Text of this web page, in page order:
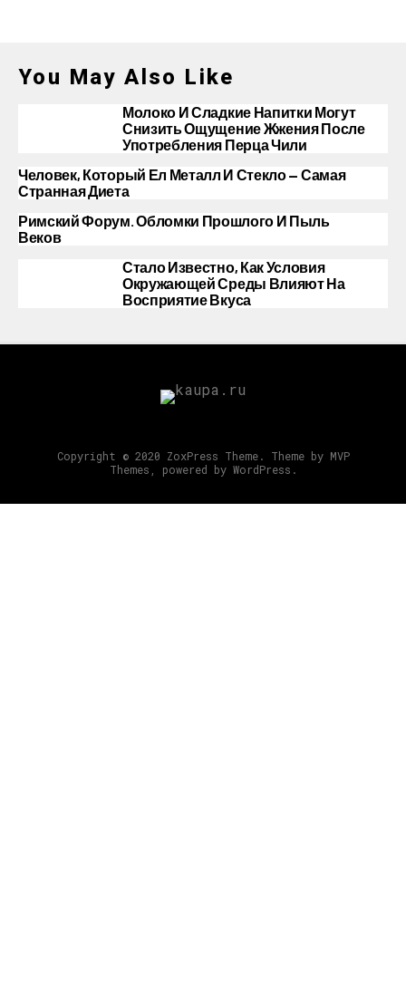
You May Also Like
Молоко И Сладкие Напитки Могут
Снизить Ощущение Жжения После
Употребления Перца Чили
Человек, Который Ел Металл И Стекло — Самая
Странная Диета
Римский Форум. Обломки Прошлого И Пыль
Веков
Стало Известно, Как Условия
Окружающей Среды Влияют На
Восприятие Вкуса
Copyright © 2020 ZoxPress Theme. Theme by MVP
Themes, powered by WordPress.